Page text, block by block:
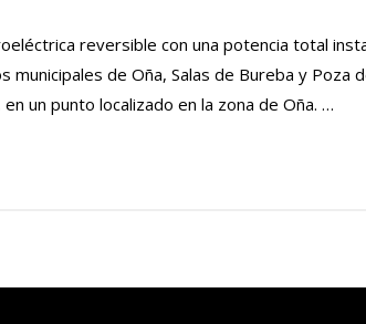
reversible con una potencia total
de Oña, Salas de Bureba y Poza
un punto localizado en la zona de Oña. …